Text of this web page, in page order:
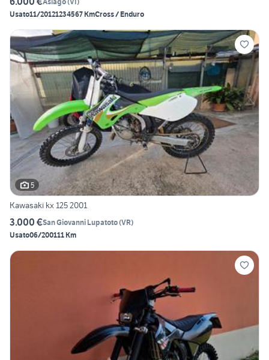
Usato11/20121234567 KmCross / Enduro
5
Kawasaki kx 125 2001
3.000 €San Giovanni Lupatoto(VR)
Usato06/200111 Km